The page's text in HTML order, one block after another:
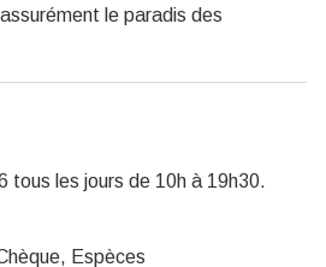
le paradis des
tous les jours de 10h à 19h30.
Espèces